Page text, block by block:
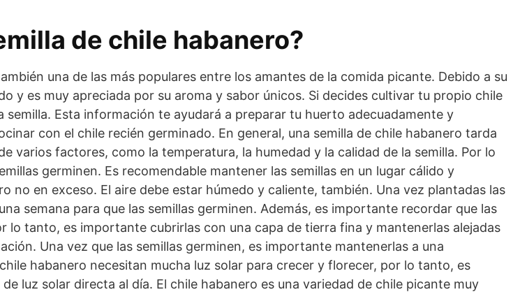
de chile habanero?
una de las más populares entre los amantes de la comida picante. Debido a su
y es muy apreciada por su aroma y sabor únicos. Si decides cultivar tu propio chile
Esta información te ayudará a preparar tu huerto adecuadamente y
con el chile recién germinado. En general, una semilla de chile habanero tarda
varios factores, como la temperatura, la humedad y la calidad de la semilla. Por lo
germinen. Es recomendable mantener las semillas en un lugar cálido y
no en exceso. El aire debe estar húmedo y caliente, también. Una vez plantadas las
semana para que las semillas germinen. Además, es importante recordar que las
lo tanto, es importante cubrirlas con una capa de tierra fina y mantenerlas alejadas
Una vez que las semillas germinen, es importante mantenerlas a una
habanero necesitan mucha luz solar para crecer y florecer, por lo tanto, es
luz solar directa al día. El chile habanero es una variedad de chile picante muy